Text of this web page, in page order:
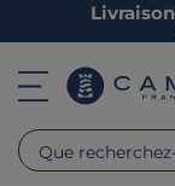
Que